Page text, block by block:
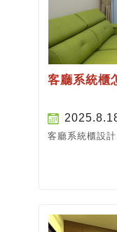
客廳系統櫃
客廳系統櫃設